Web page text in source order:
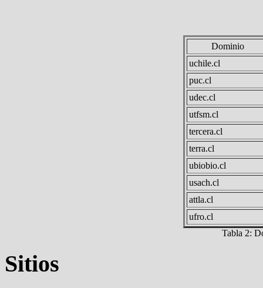
Dominio
uchile.cl
puc.cl
udec.cl
utfsm.cl
tercera.cl
terra.cl
ubiobio.cl
usach.cl
attla.cl
ufro.cl
Tabla 2:
Sitios